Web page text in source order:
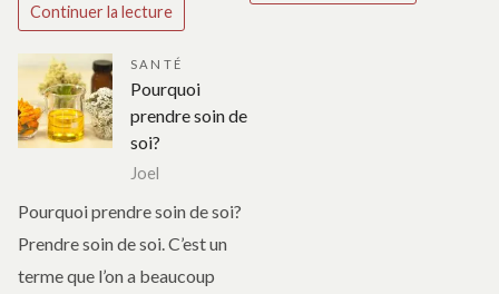
Continuer la lecture
SANTÉ
Pourquoi
prendre soin de
soi?
Joel
Pourquoi prendre soin de soi?
Prendre soin de soi. C’est un
terme que l’on a beaucoup